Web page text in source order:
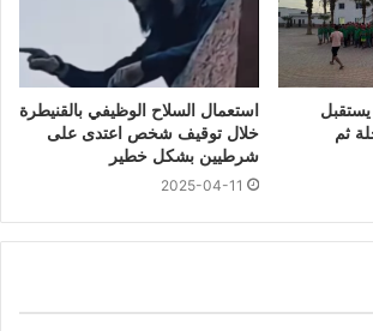
يستقبل
ثم
استعمال السلاح الوظيفي بالقنيطرة
خلال توقيف شخص اعتدى على
شرطيين بشكل خطير
2025-04-11